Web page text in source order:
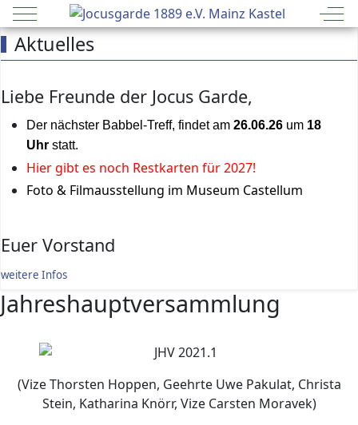
Mobile Menu Toggle Off-
Aktuelles
Liebe Freunde der Jocus Garde,
Der nächster Babbel-Treff, findet am 26.06.26 um 18
Uhr statt.
Hier gibt es noch Restkarten für 2027!
Foto & Filmausstellung im Museum Castellum
Euer Vorstand
weitere Infos
Jahreshauptversammlung
(Vize Thorsten Hoppen, Geehrte Uwe Pakulat, Christa
Stein, Katharina Knörr, Vize Carsten Moravek)